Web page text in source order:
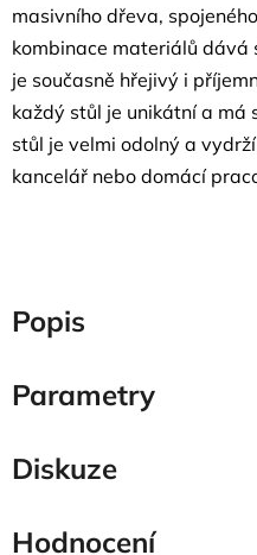
masivního dřeva,
kombinace materiálů
je současně hřejivý i
každý stůl je unikátní a má
stůl je velmi odolný a
kancelář nebo domácí
Popis
Parametry
Diskuze
Hodnocení